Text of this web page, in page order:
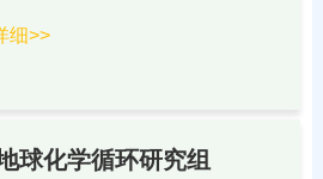
细>>
球化学循环研究组